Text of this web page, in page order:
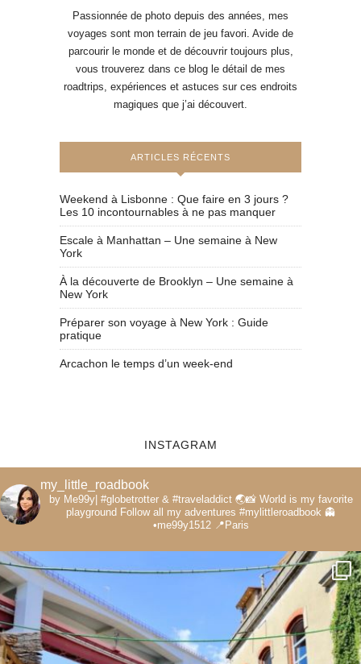
Passionnée de photo depuis des années, mes
voyages sont mon terrain de jeu favori. Avide de
parcourir le monde et de découvrir toujours plus,
vous trouverez dans ce blog le détail de mes
roadtrips, expériences et astuces sur ces endroits
magiques que j’ai découvert.
ARTICLES RÉCENTS
Weekend à Lisbonne : Que faire en 3 jours ?
Les 10 incontournables à ne pas manquer
Escale à Manhattan – Une semaine à New
York
À la découverte de Brooklyn – Une semaine à
New York
Préparer son voyage à New York : Guide
pratique
Arcachon le temps d’un week-end
INSTAGRAM
my_little_roadbook
by Me99y|#globetrotter & #traveladdict 🌏📸World is my favorite
playground Follow all my adventures #mylittleroadbook 👻
•me99y1512📍Paris